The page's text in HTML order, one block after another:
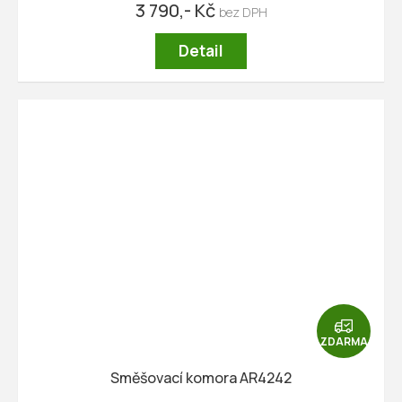
3 790,- Kč
Detail
Z
D
A
ZDARMA
Směšovací komora AR4242